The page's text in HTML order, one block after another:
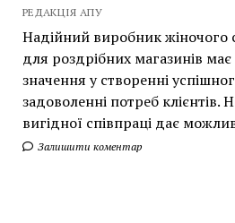
РЕДАКЦІЯ АПУ
Надійний виробник жіночого
для роздрібних магазинів
значення у створенні
задоволенні потреб клієнтів.
вигідної співпраці дає
Залишити коментар